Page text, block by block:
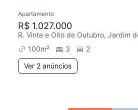
Apartamento
R$ 1.027.000
R. Vinte e Oito de Outubro, Jardim
100m² 3
2
Ver 2 anúncios